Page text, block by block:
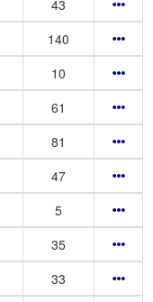
43
140
10
61
81
47
5
35
33